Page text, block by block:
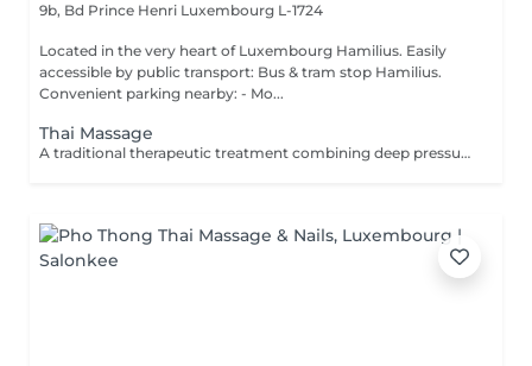
9b, Bd Prince Henri Luxembourg L-1724
Located in the very heart of Luxembourg Hamilius. Easily
accessible by public transport: Bus & tram stop Hamilius.
Convenient parking nearby: - Mo...
Thai Massage
A traditional therapeutic treatment combining deep pressure, stretching, and acupressure techniques to restore body balance and improve flexibility. The treatment is performed through a sequence of rhythmic compressions and assisted stretches, helping to release muscle tension, improve mobility, and stimulate energy flow throughout the body. This method provides both physical relaxation and глубокое восстановление, leaving the body feeling lighter, more flexible, and re-energised. TREATMENT OPTIONS: - 60 minutes - focused full body treatment - 90 minutes - extended treatment with deeper work and additional stretching BENEFITS: - Relieves muscle tension and stiffness - Improves flexibility and mobility - Stimulates circulation - Reduces stress and fatigue - Restores energy balance - Enhances overall wellbeing INDICATIONS: - Muscle tension and stiffness - Limited mobility - Physical fatigue - Stress and tension - Sedentary lifestyle CONTRAINDICATIONS: - Pregnancy - Acute inflammatory conditions - Severe musculoskeletal disorders - Recent injuries - Cardiovascular conditions (severe) TREATMENT COURSE & FREQUENCY: Can be performed as needed for relaxation or recovery. For therapeutic effect, sessions are recommended 1-2 times per week. For maintenance - once every 2-4 weeks. A personalised treatment plan will be recommended during consultation.